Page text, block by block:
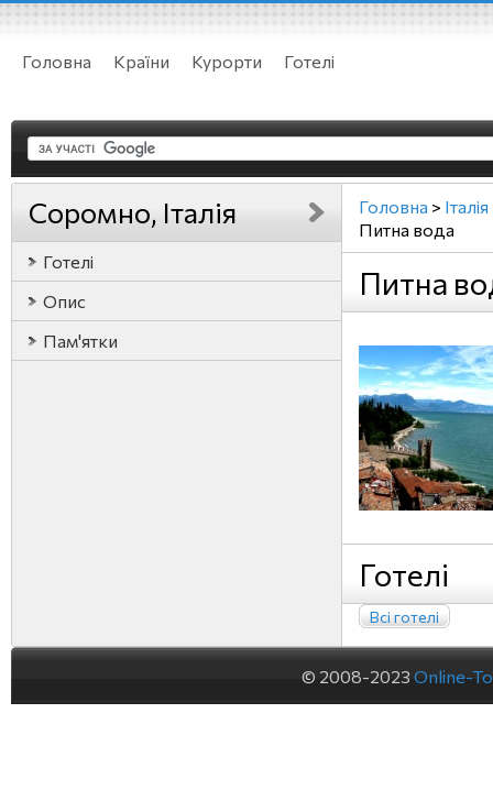
Головна Країни Курорти Готелі
Соромно, Італія
Готелі
Опис
Пам'ятки
Головна > Італія
Питна вода
Питна
Готелі
Всі готелі
© 2008-2023 Online-